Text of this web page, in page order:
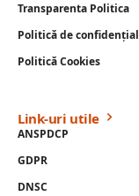
Transparenta Politica
Politică de
Politică Cookies
Link-uri utile
ANSPDCP
GDPR
DNSC